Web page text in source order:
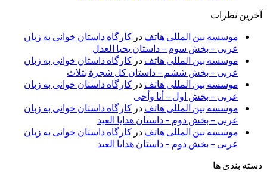
آخرین نظرات
موسسه بین المللی هاتف در کارگاه داستان خوانی به زبان
عربی – بخش سوم – داستان یحیا العدل
موسسه بین المللی هاتف در کارگاه داستان خوانی به زبان
عربی – بخش ششم – داستان کل شجرة بثلاث
موسسه بین المللی هاتف در کارگاه داستان خوانی به زبان
عربی – بخش اول – أنا وأخی
موسسه بین المللی هاتف در کارگاه داستان خوانی به زبان
عربی – بخش دوم – داستان هدایا العید
موسسه بین المللی هاتف در کارگاه داستان خوانی به زبان
عربی – بخش دوم – داستان هدایا العید
دسته بندی ها